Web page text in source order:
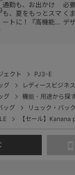
通勤も、お出かけ
も、夏をもっとスマ
ートに！『高機能レ
必
く
デ
ェクト
PJ3-E
グ レディースビジネ
グ 機能・用途から探
ッグ
リュック・バッ
【セール】Kanana